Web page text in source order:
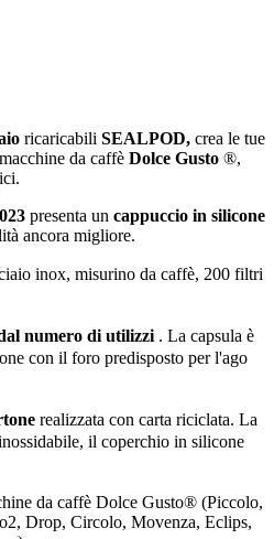
ricaricabili SEALPOD, crea le tue
da caffè Dolce Gusto ®,
presenta un cappuccio in silicone
ancora migliore.
inox, misurino da caffè, 200 filtri
numero di utilizzi . La capsula è
con il foro predisposto per l'ago
realizzata con carta riciclata. La
il coperchio in silicone
da caffè Dolce Gusto® (Piccolo,
Drop, Circolo, Movenza, Eclips,